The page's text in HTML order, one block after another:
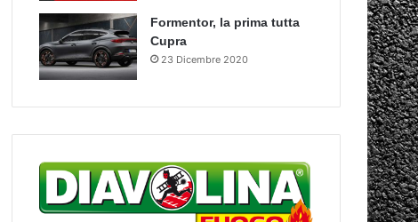
Formentor, la prima tutta
Cupra
23 Dicembre 2020